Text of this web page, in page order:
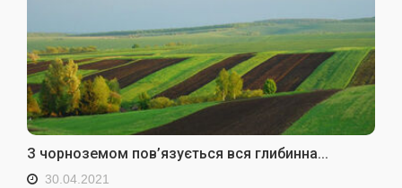
З чорноземом пов’язується вся глибинна...
30.04.2021